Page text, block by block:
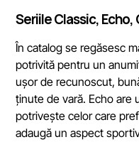
Seriile Classic,
În catalog se regăsesc
potrivită pentru un
ușor de recunoscut,
ținute de vară. Echo are
potrivește celor care
adaugă un aspect